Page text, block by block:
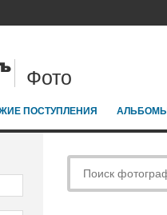
Фото
ПОСТУПЛЕНИЯ АЛЬБОМЫ